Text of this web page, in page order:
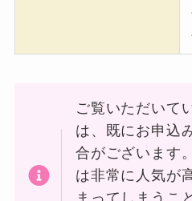
ご覧いただいて
は、既にお申込
合がございます
は非常に人気が